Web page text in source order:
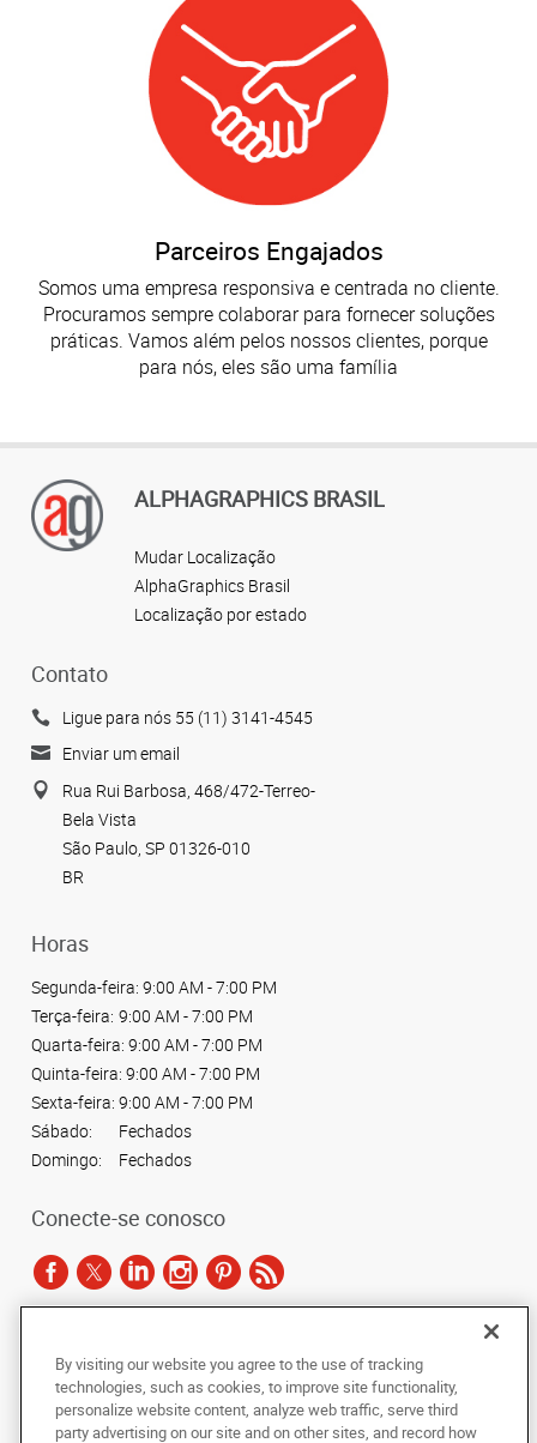
Parceiros Engajados
Somos uma empresa responsiva e centrada no cliente.
Procuramos sempre colaborar para fornecer soluções
práticas. Vamos além pelos nossos clientes, porque
para nós, eles são uma família
ALPHAGRAPHICS BRASIL
Mudar Localização
AlphaGraphics Brasil
Localização por estado
Contato
Ligue para nós 55 (11) 3141-4545
Enviar um email
Rua Rui Barbosa, 468/472-Terreo-
Bela Vista
São Paulo, SP 01326-010
BR
Horas
Segunda-feira: 9:00 AM - 7:00 PM
Terça-feira: 9:00 AM - 7:00 PM
Quarta-feira: 9:00 AM - 7:00 PM
Quinta-feira: 9:00 AM - 7:00 PM
Sexta-feira: 9:00 AM - 7:00 PM
Sábado:
Fechados
Domingo:
Fechados
Conecte-se conosco
copiada, fotocopiada, reproduzida, traduzida ou reduzida a qualquer meio
eletrônico ou forma legível por máquina, no todo ou em parte, sem o
consentimento prévio por escrito da AlphaGraphics Brasil.
By visiting our website you agree to the use of tracking
technologies, such as cookies, to improve site functionality,
personalize website content, analyze web traffic, serve third
party advertising on our site and on other sites, and record how